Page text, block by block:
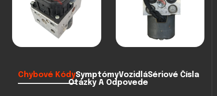
Chybové KódySymptómyVozidláSériové Čísla
Otázky A Odpovede